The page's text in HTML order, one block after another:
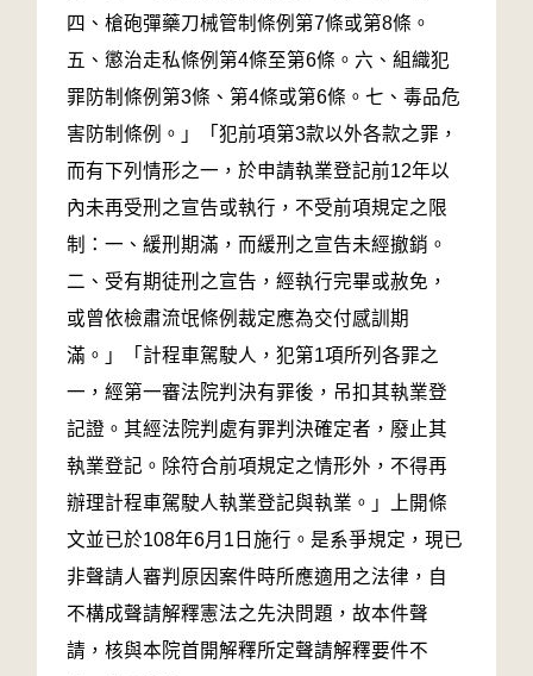
四、槍砲彈藥刀械管制條例第7條或第8條。
五、懲治走私條例第4條至第6條。六、組織犯
罪防制條例第3條、第4條或第6條。七、毒品危
害防制條例。」「犯前項第3款以外各款之罪，
而有下列情形之一，於申請執業登記前12年以
內未再受刑之宣告或執行，不受前項規定之限
制：一、緩刑期滿，而緩刑之宣告未經撤銷。
二、受有期徒刑之宣告，經執行完畢或赦免，
或曾依檢肅流氓條例裁定應為交付感訓期
滿。」「計程車駕駛人，犯第1項所列各罪之
一，經第一審法院判決有罪後，吊扣其執業登
記證。其經法院判處有罪判決確定者，廢止其
執業登記。除符合前項規定之情形外，不得再
辦理計程車駕駛人執業登記與執業。」上開條
文並已於108年6月1日施行。是系爭規定，現已
非聲請人審判原因案件時所應適用之法律，自
不構成聲請解釋憲法之先決問題，故本件聲
請，核與本院首開解釋所定聲請解釋要件不